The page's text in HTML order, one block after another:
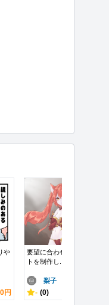
や
円
要望に合わせたイラス
トを制作し...
梨子
- (0)